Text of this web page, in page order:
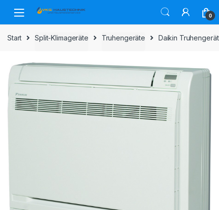
navigation
content
0
Start Split-Klimageräte Truhengeräte Daikin